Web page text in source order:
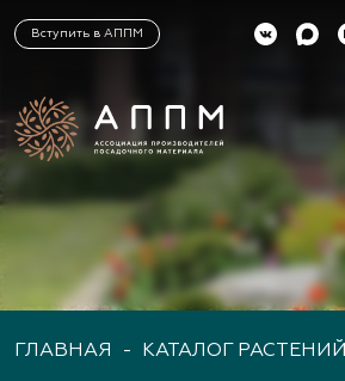
Вступить в АППМ
ГЛАВНАЯ - КАТАЛОГ РАСТЕНИЙ